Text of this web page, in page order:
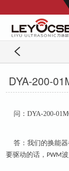
DYA-200-
问：DYA-200-
答：我们的换能器
要驱动的话， PWM